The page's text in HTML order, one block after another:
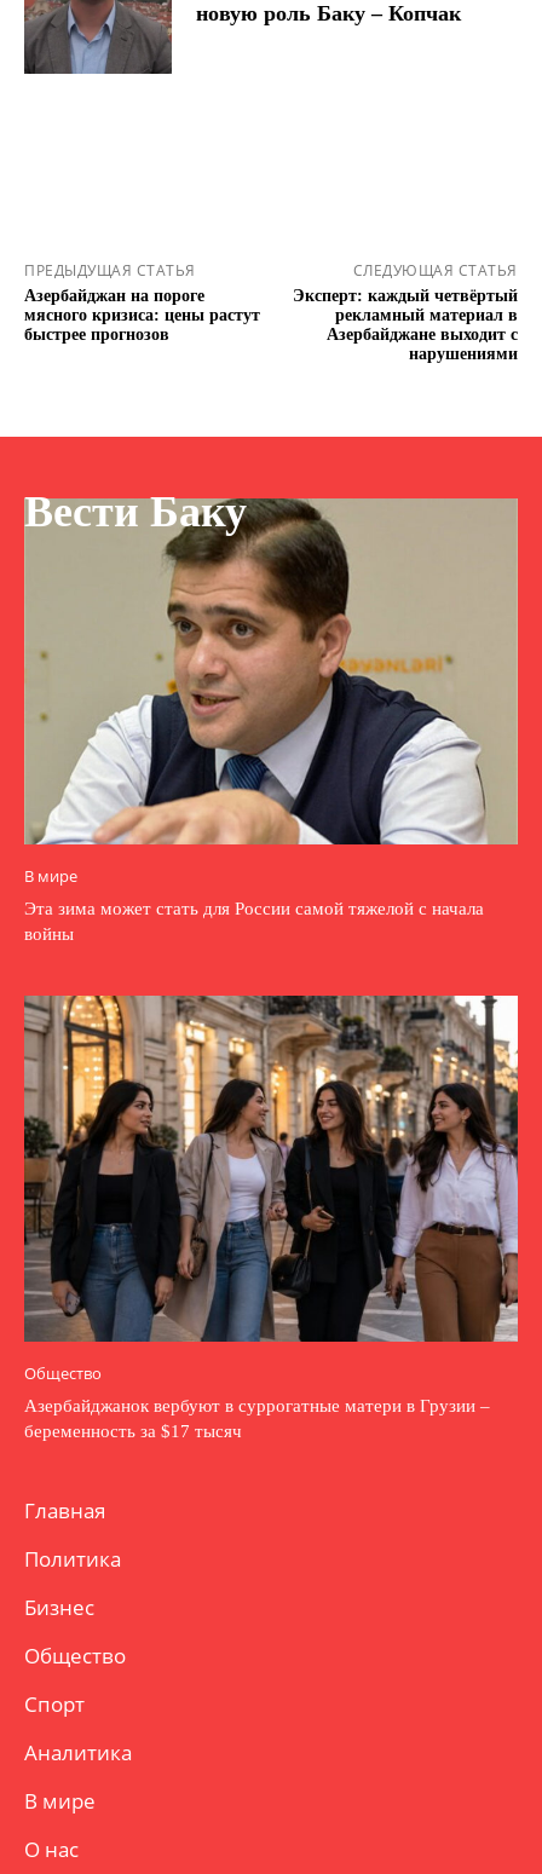
новую роль Баку – Копчак
ПРЕДЫДУЩАЯ СТАТЬЯ
Азербайджан на пороге
мясного кризиса: цены растут
быстрее прогнозов
СЛЕДУЮЩАЯ СТАТЬЯ
Эксперт: каждый четвёртый
рекламный материал в
Азербайджане выходит с
нарушениями
Вести Баку
В мире
Эта зима может стать для России самой тяжелой с начала
войны
Общество
Азербайджанок вербуют в суррогатные матери в Грузии –
беременность за $17 тысяч
Главная
Политика
Бизнес
Общество
Спорт
Аналитика
В мире
О нас